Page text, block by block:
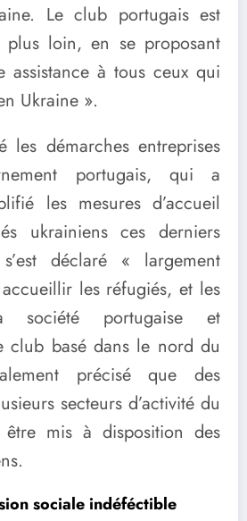
Le club portugais est
loin, en se proposant
assistance à tous ceux qui
Ukraine ».
les démarches entreprises
portugais, qui a
les mesures d’accueil
ukrainiens ces derniers
déclaré « largement
les réfugiés, et les
portugaise et
club basé dans le nord du
précisé que des
secteurs d’activité du
mis à disposition des
sociale indéféctible